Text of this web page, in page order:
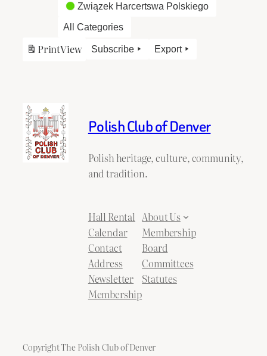
Związek Harcertswa Polskiego
All Categories
PrintView Subscribe Export
Polish Club of Denver
Polish heritage, culture, community,
and tradition.
Hall Rental
Calendar
Contact
Address
Newsletter
Membership
About Us
Membership
Board
Committees
Statutes
Copyright The Polish Club of Denver